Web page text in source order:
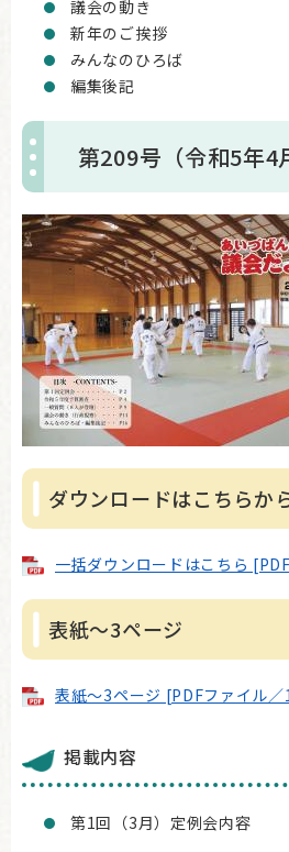
議会の動き
新年のご挨拶
みんなのひろば
編集後記
第209号（令和5年4
ダウンロードはこちらか
一括ダウンロードはこちら
表紙～3ページ
表紙～3ページ [PDFファイル
掲載内容
第1回（3月）定例会内容